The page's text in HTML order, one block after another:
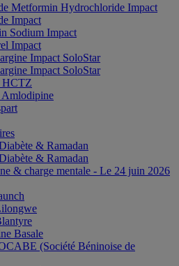
Metformin Hydrochloride Impact
Impact
Sodium Impact
Impact
Impact SoloStar
Impact SoloStar
HCTZ
Amlodipine
& Ramadan
& Ramadan
& charge mentale - Le 24 juin 2026
Basale
(Société Béninoise de